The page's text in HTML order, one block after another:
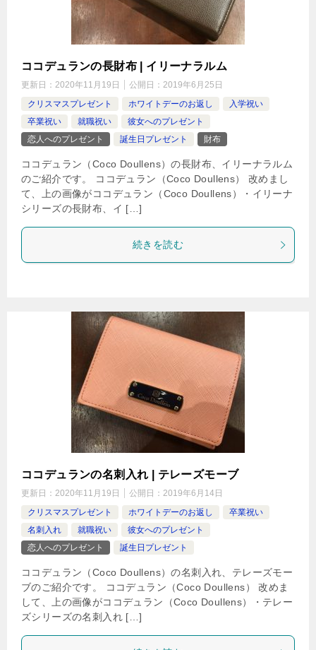
ココデュランの長財布 | イリーナラルム
更新日： 2020年11月19日 公開日： 2019年6月25日
クリスマスプレゼント
ホワイトデーのお返し
入学祝い
卒業祝い
就職祝い
彼女へのプレゼント
恋人へのプレゼント
誕生日プレゼント 財布
ココデュラン（Coco Doullens）の長財布、イリーナラルム
のご紹介です。 ココデュラン（Coco Doullens） 改めまし
て、上の画像がココデュラン（Coco Doullens）・イリーナ
シリーズの長財布、イ […]
続きを読む
ココデュランの名刺入れ | テレーズモーブ
更新日： 2020年11月19日 公開日： 2019年6月14日
クリスマスプレゼント
ホワイトデーのお返し
卒業祝い
名刺入れ
就職祝い
彼女へのプレゼント
恋人へのプレゼント
誕生日プレゼント
ココデュラン（Coco Doullens）の名刺入れ、テレーズモー
ブのご紹介です。 ココデュラン（Coco Doullens） 改めま
して、上の画像がココデュラン（Coco Doullens）・テレー
ズシリーズの名刺入れ […]